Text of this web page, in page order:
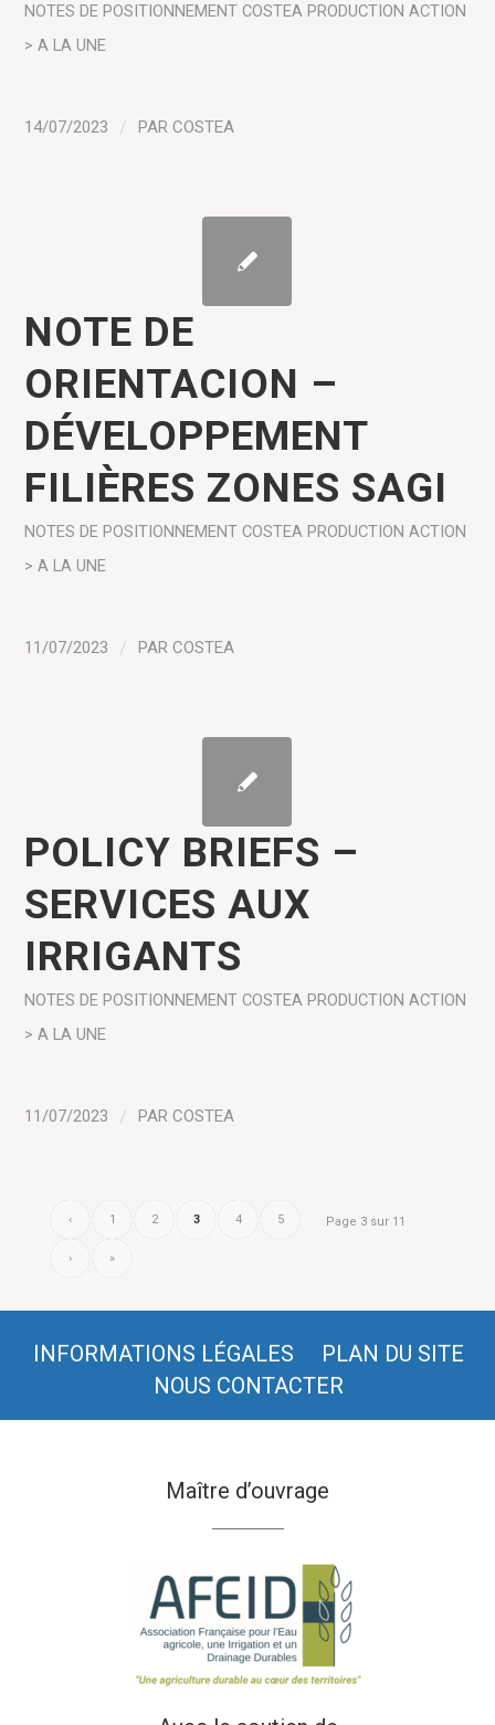
NOTES DE POSITIONNEMENT COSTEA PRODUCTION ACTION
> A LA UNE
14/07/2023 / PARCOSTEA
NOTE DE
ORIENTACION –
DÉVELOPPEMENT
FILIÈRES ZONES SAGI
NOTES DE POSITIONNEMENT COSTEA PRODUCTION ACTION
> A LA UNE
11/07/2023 / PARCOSTEA
POLICY BRIEFS –
SERVICES AUX
IRRIGANTS
NOTES DE POSITIONNEMENT COSTEA PRODUCTION ACTION
> A LA UNE
11/07/2023 / PARCOSTEA
Page 3 sur 11
‹ 1 2 3 4 5
› »
INFORMATIONS LÉGALES
PLAN DU SITE
NOUS CONTACTER
Maître d’ouvrage